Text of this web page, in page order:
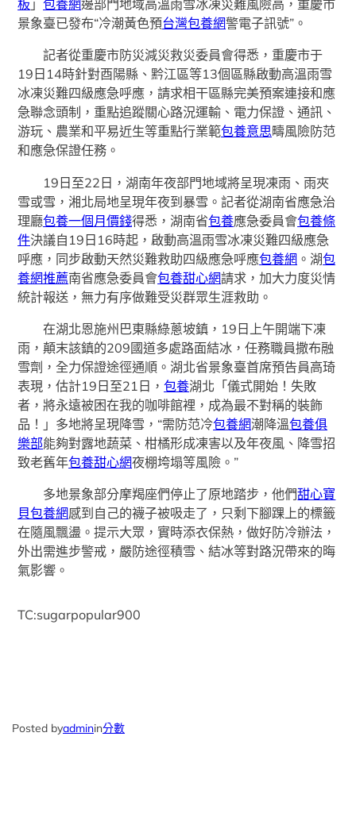
板 」包養網邊部門地域高溫雨雪冰凍災難風險高，重慶市
景象臺已發布“冷潮黃色預台灣包養網警電子訊號”。
記者從重慶市防災減災救災委員會得悉，重慶市于
19日14時針對酉陽縣、黔江區等13個區縣啟動高溫雨雪
冰凍災難四級應急呼應，請求相干區縣完美預案連接和應
急聯念頭制，重點追蹤關心路況運輸、電力保證、通訊、
游玩、農業和平易近生等重點行業範包養意思疇風險防范
和應急保證任務。
19日至22日，湖南年夜部門地域將呈現凍雨、雨夾
雪或雪，湘北局地呈現年夜到暴雪。記者從湖南省應急治
理廳包養一個月價錢得悉，湖南省包養應急委員會包養條
件決議自19日16時起，啟動高溫雨雪冰凍災難四級應急
呼應，同步啟動天然災難救助四級應急呼應包養網 。湖包
養網推薦南省應急委員會包養甜心網請求，加大力度災情
統計報送，無力有序做難受災群眾生涯救助。
在湖北恩施州巴東縣綠蔥坡鎮，19日上午開端下凍
雨，顛末該鎮的209國道多處路面結冰，任務職員撒布融
雪劑，全力保證途徑通順。湖北省景象臺首席預告員高琦
表現，估計19日至21日，包養湖北「儀式開始！失敗
者，將永遠被困在我的咖啡館裡，成為最不對稱的裝飾
品！」多地將呈現降雪，“需防范冷包養網潮降溫包養俱
樂部能夠對露地蔬菜、柑橘形成凍害以及年夜風、降雪招
致老舊年包養甜心網夜棚垮塌等風險。”
多地景象部分摩羯座們停止了原地踏步，他們甜心寶
貝包養網感到自己的襪子被吸走了，只剩下腳踝上的標籤
在隨風飄盪。提示大眾，實時添衣保熱，做好防冷辦法，
外出需進步警戒，嚴防途徑積雪、結冰等對路況帶來的晦
氣影響。
TC:sugarpopular900
Posted byadminin分數